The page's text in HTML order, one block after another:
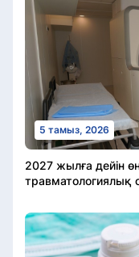
5 тамыз, 2026
2027 жылға дейін